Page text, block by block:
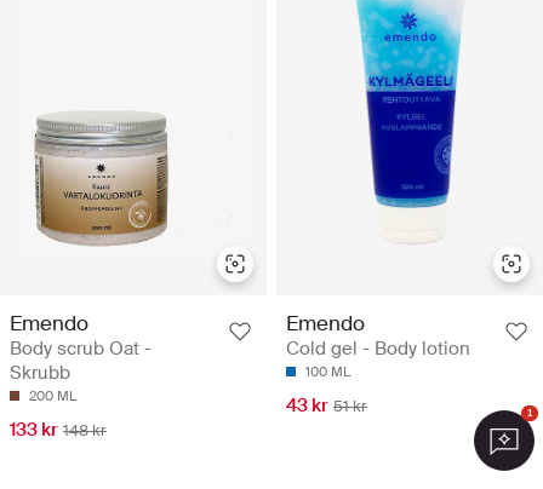
Emendo
Body scrub Oat -
Skrubb
200 ML
133 kr 148 kr
Emendo
Cold gel - Body lotion
100 ML
43 kr 51 kr 1